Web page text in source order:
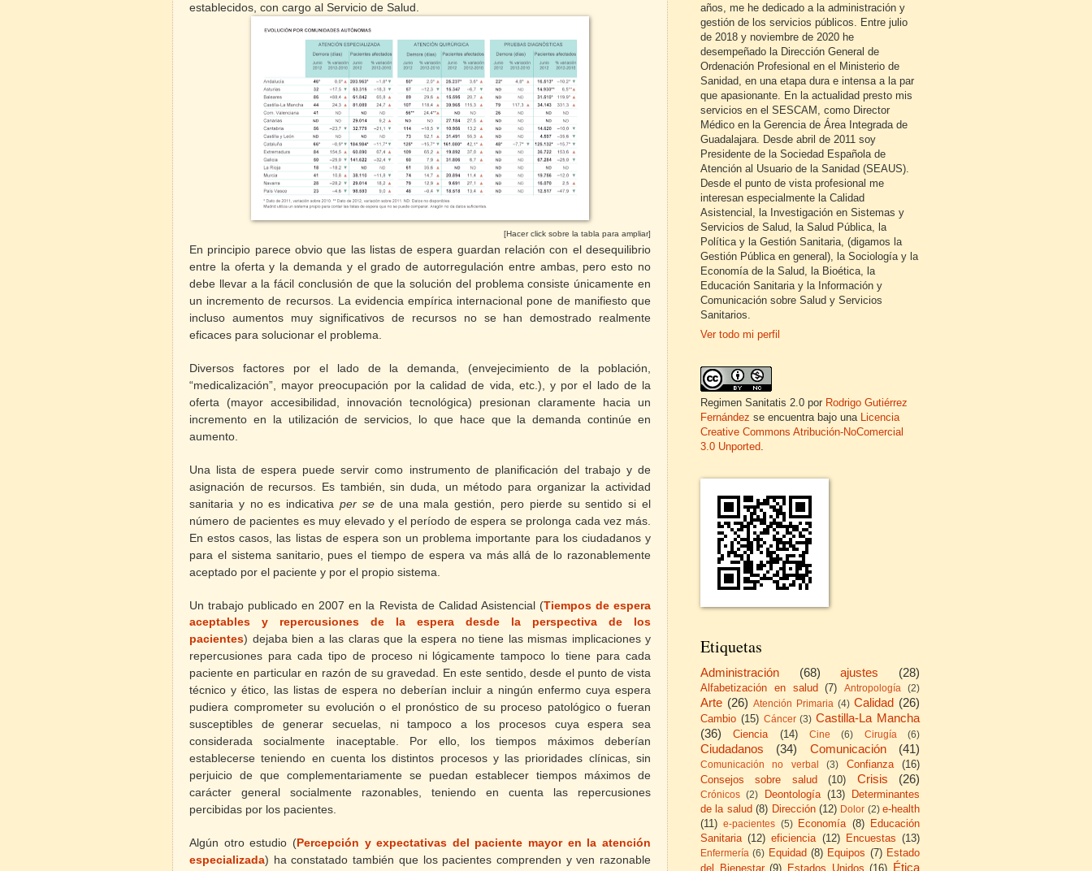
establecidos, con cargo al Servicio de Salud.
[Hacer click sobre la tabla para ampliar]
En principio parece obvio que las listasdeespera guardan relación con el desequilibrio
entre la oferta y la demanda y el grado de autorregulación entre ambas, pero esto no
debe llevar a la fácil conclusión de que la solución del problema consiste únicamente en
un incremento de recursos. La evidencia empírica internacional pone de manifiesto que
incluso aumentos muy significativos de recursos no se han demostrado realmente
eficaces para solucionar el problema.
Diversos factores por el lado de la demanda, (envejecimiento de la población,
“medicalización”, mayor preocupación por la calidad de vida, etc.), y por el lado de la
oferta (mayor accesibilidad, innovación tecnológica) presionan claramente hacia un
incremento en la utilización de servicios, lo que hace que la demanda continúe en
aumento.
Una lista deespera puede servir como instrumento de planificación del trabajo y de
asignación de recursos. Es también, sin duda, un método para organizar la actividad
sanitaria y no es indicativaper sede una mala gestión, pero pierde su sentido si el
número de pacientes es muy elevado y el período deespera se prolonga cada vez más.
En estos casos, las listasde esperason un problema importante para los ciudadanos y
para el sistema sanitario, pues el tiempo de esperava más allá de lo razonablemente
aceptado por el paciente y por el propio sistema.
Un trabajo publicado en 2007 en la Revista de Calidad Asistencial (Tiempos deespera
aceptables y repercusiones de la espera desde la perspectiva de los
pacientes) dejaba bien a las claras que la espera no tiene las mismas implicaciones y
repercusiones para cada tipo de proceso ni lógicamente tampoco lo tiene para cada
paciente en particular en razón de su gravedad. En este sentido, desde el punto de vista
técnico y ético, las listas de espera no deberían incluir a ningún enfermo cuya espera
pudiera comprometer su evolución o el pronóstico de su proceso patológico o fueran
susceptibles de generar secuelas, ni tampoco a los procesos cuya espera sea
considerada socialmente inaceptable. Por ello, los tiempos máximos deberían
establecerse teniendo en cuenta los distintos procesos y las prioridades clínicas, sin
perjuicio de que complementariamente se puedan establecer tiempos máximos de
carácter general socialmente razonables, teniendo en cuenta las repercusiones
percibidas por los pacientes.
Algún otro estudio (Percepción y expectativas del paciente mayor en la atención
especializada) ha constatado también que los pacientes comprenden y ven razonable
años, me he dedicado a la administración y
gestión de los servicios públicos. Entre julio
de 2018 y noviembre de 2020 he
desempeñado la Dirección General de
Ordenación Profesional en el Ministerio de
Sanidad, en una etapa dura e intensa a la par
que apasionante. En la actualidad presto mis
servicios en el SESCAM, como Director
Médico en la Gerencia de Área Integrada de
Guadalajara. Desde abril de 2011 soy
Presidente de la Sociedad Española de
Atención al Usuario de la Sanidad (SEAUS).
Desde el punto de vista profesional me
interesan especialmente la Calidad
Asistencial, la Investigación en Sistemas y
Servicios de Salud, la Salud Pública, la
Política y la Gestión Sanitaria, (digamos la
Gestión Pública en general), la Sociología y la
Economía de la Salud, la Bioética, la
Educación Sanitaria y la Información y
Comunicación sobre Salud y Servicios
Sanitarios.
Ver todo mi perfil
Regimen Sanitatis 2.0 por Rodrigo Gutiérrez
Fernández se encuentra bajo una
Licencia
Creative Commons Atribución-NoComercial
3.0 Unported
Etiquetas
Administración (68) ajustes (28)
Alfabetización en salud (7) Antropología (2)
Arte (26) Atención Primaria (4) Calidad (26)
Cambio (15) Cáncer (3) Castilla-La Mancha
(36)
Ciencia (14) Cine (6) Cirugía (6)
Ciudadanos (34) Comunicación (41)
Comunicación no verbal (3) Confianza
(16)
Consejos sobre salud
(10) Crisis (26)
Crónicos (2) Deontología (13)
Determinantes
de la salud (8) Dirección (12) Dolor (2) e-health
(11)
e-pacientes (5) Economía (8)
Educación
Sanitaria (12) eficiencia (12) Encuestas (13)
Enfermería (6) Equidad (8) Equipos (7) Estado
del Bienestar (9) Estados Unidos (16) Ética